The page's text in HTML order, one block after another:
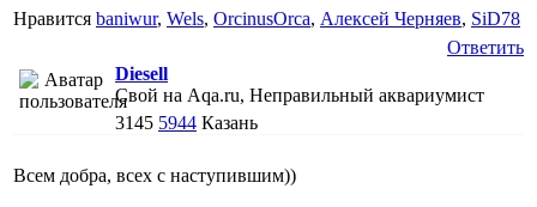
Нравится baniwur, Wels, ОrcinusОrca, Алексей Черняев, SiD78
Ответить
Diesell
Свой на Aqa.ru, Неправильный аквариумист
3145 5944 Казань
Всем добра, всех с наступившим))